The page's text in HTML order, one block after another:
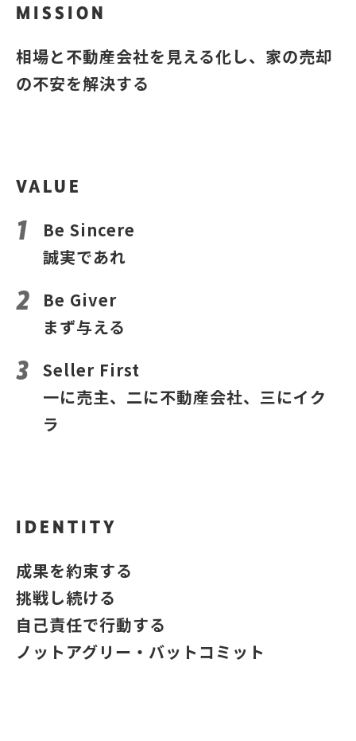
MISSION
相場と不動産会社を見える化し、家の売却
の不安を解決する
VALUE
Be Sincere
誠実であれ
Be Giver
まず与える
Seller First
一に売主、二に不動産会社、三にイク
ラ
IDENTITY
成果を約束する
挑戦し続ける
自己責任で行動する
ノットアグリー・バットコミット